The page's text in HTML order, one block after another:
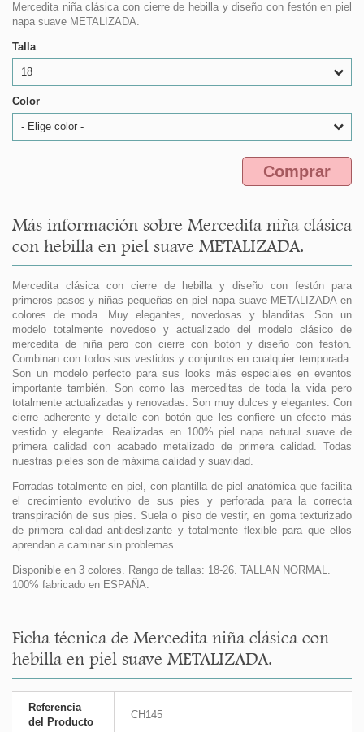
Mercedita niña clásica con cierre de hebilla y diseño con festón en piel
napa suave METALIZADA.
Talla
18
Color
- Elige color -
Comprar
Más información sobre Mercedita niña clásica
con hebilla en piel suave METALIZADA.
Mercedita clásica con cierre de hebilla y diseño con festón para
primeros pasos y niñas pequeñas en piel napa suave METALIZADA en
colores de moda. Muy elegantes, novedosas y blanditas. Son un
modelo totalmente novedoso y actualizado del modelo clásico de
mercedita de niña pero con cierre con botón y diseño con festón.
Combinan con todos sus vestidos y conjuntos en cualquier temporada.
Son un modelo perfecto para sus looks más especiales en eventos
importante también. Son como las merceditas de toda la vida pero
totalmente actualizadas y renovadas. Son muy dulces y elegantes. Con
cierre adherente y detalle con botón que les confiere un efecto más
vestido y elegante. Realizadas en 100% piel napa natural suave de
primera calidad con acabado metalizado de primera calidad. Todas
nuestras pieles son de máxima calidad y suavidad.
Forradas totalmente en piel, con plantilla de piel anatómica que facilita
el crecimiento evolutivo de sus pies y perforada para la correcta
transpiración de sus pies. Suela o piso de vestir, en goma texturizado
de primera calidad antideslizante y totalmente flexible para que ellos
aprendan a caminar sin problemas.
Disponible en 3 colores. Rango de tallas: 18-26. TALLAN NORMAL.
100% fabricado en ESPAÑA.
Ficha técnica de Mercedita niña clásica con
hebilla en piel suave METALIZADA.
Referencia
del Producto
CH145